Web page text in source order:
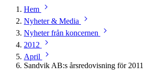
Hem
Nyheter & Media
Nyheter från koncernen
2012
April
Sandvik AB:s årsredovisning för 2011